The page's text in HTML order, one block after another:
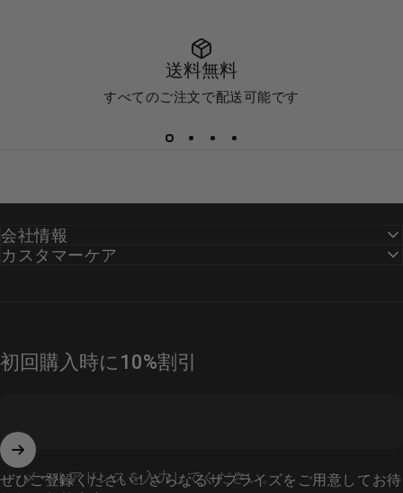
送料無料
すべてのご注文で配送可能です
会社情報
カスタマーケア
初回購入時に10%割引
メールアドレスを入力してください。
ぜひご登録ください！さらなるサプライズをご用意してお待